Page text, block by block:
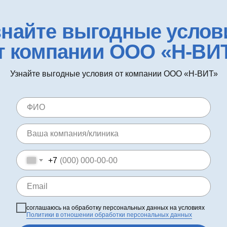
выгодные
компании ООО «Н-
Узнайте выгодные условия от компании ООО «Н-ВИТ»
+7
соглашаюсь на обработку персональных данных на условиях
Политики в отношении обработки персональных данных